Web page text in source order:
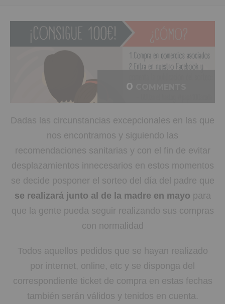
0
Dadas las circunstancias excepcionales en las que
nos encontramos y siguiendo las
recomendaciones sanitarias y con el fin de evitar
desplazamientos innecesarios en estos momentos
se decide posponer el sorteo del día del padre que
se realizará junto al de la madre en mayo para
que la gente pueda seguir realizando sus compras
con normalidad
Todos aquellos pedidos que se hayan realizado
por internet, online, etc y se disponga del
correspondiente ticket de compra en estas fechas
también serán válidos y tenidos en cuenta.